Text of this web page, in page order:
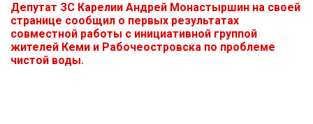
Депутат ЗС Карелии Андрей Монастыршин на своей
странице сообщил о первых результатах
совместной работы с инициативной группой
жителей Кеми и Рабочеостровска по проблеме
чистой воды.